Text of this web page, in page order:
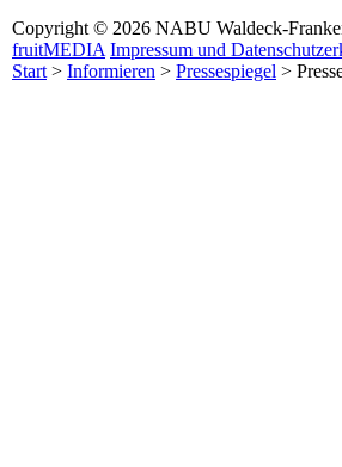
Copyright © 2026 NABU Waldeck-
fruitMEDIA Impressum und
Start> Informieren > Pressespiegel >